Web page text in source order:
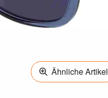
Ähnliche Artikel